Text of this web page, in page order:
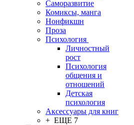
Саморазвитие
Комиксы, манга
Нонфикшн
Проза
Психология
Личностный
рост
Психология
общения и
отношений
Детская
психология
Аксессуары для книг
+ ЕЩЕ 7